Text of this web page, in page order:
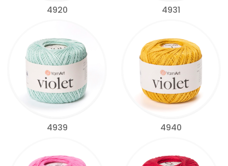
4920 4931
4939 4940